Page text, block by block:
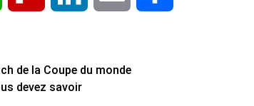
de la Coupe du monde
devez savoir